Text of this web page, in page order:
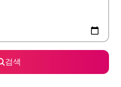
검색